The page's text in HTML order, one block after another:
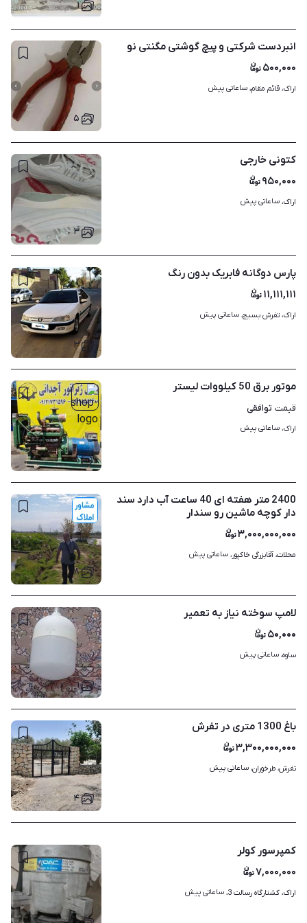
۱
۵
انبردست شرکتی و پیچ گوشتی مگنتی نو
۵۰۰,۰۰۰
اراک، قائم مقام، ساعاتی پیش
۳
کتونی خارجی
۹۵۰,۰۰۰
اراک، ساعاتی پیش
۳
پارس دوگانه فابریک بدون رنگ
۱۱,۱۱۱,۱۱۱
اراک، تفرش بسیج، ساعاتی پیش
۸
موتور برق 50 کیلووات لیستر
قیمت توافقی
اراک، ساعاتی پیش
۸
2400 متر هفته ای 40 ساعت آب دارد سند
دار کوچه ماشین رو سندار
۳,۰۰۰,۰۰۰,۰۰۰
محلات، آقابزرگی خاکپور، ساعاتی پیش
۱
لامپ سوخته نیاز به تعمیر
۵۰,۰۰۰
ساوه، ساعاتی پیش
۴
باغ 1300 متری در تفرش
۳,۳۰۰,۰۰۰,۰۰۰
تفرش، طرخوران، ساعاتی پیش
کمپرسور کولر
۷,۰۰۰,۰۰۰
اراک، کشتارگاه رسالت 3، ساعاتی پیش